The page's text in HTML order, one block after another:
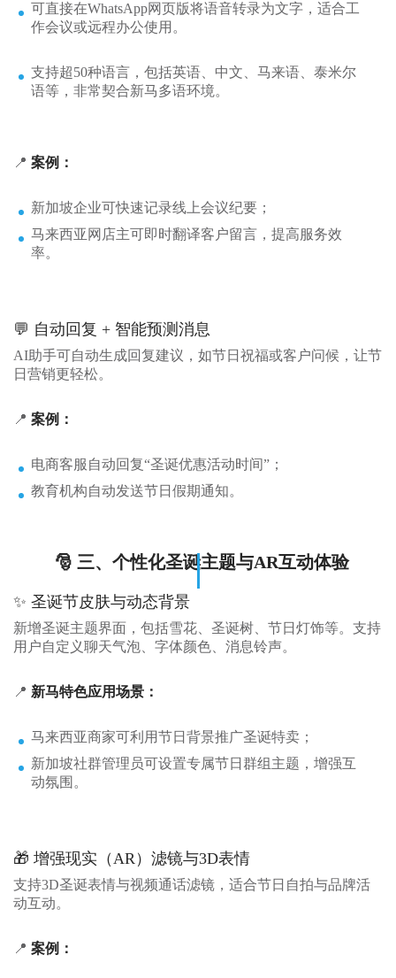
可直接在WhatsApp网页版将语音转录为文字，适合工
作会议或远程办公使用。
支持超50种语言，包括英语、中文、马来语、泰米尔
语等，非常契合新马多语环境。
📍 案例：
新加坡企业可快速记录线上会议纪要；
马来西亚网店主可即时翻译客户留言，提高服务效
率。
💬 自动回复 + 智能预测消息
AI助手可自动生成回复建议，如节日祝福或客户问候，让节
日营销更轻松。
📍 案例：
电商客服自动回复“圣诞优惠活动时间”；
教育机构自动发送节日假期通知。
🎅 三、个性化圣诞主题与AR互动体验
✨ 圣诞节皮肤与动态背景
新增圣诞主题界面，包括雪花、圣诞树、节日灯饰等。支持
用户自定义聊天气泡、字体颜色、消息铃声。
📍 新马特色应用场景：
马来西亚商家可利用节日背景推广圣诞特卖；
新加坡社群管理员可设置专属节日群组主题，增强互
动氛围。
🎁 增强现实（AR）滤镜与3D表情
支持3D圣诞表情与视频通话滤镜，适合节日自拍与品牌活
动互动。
📍 案例：